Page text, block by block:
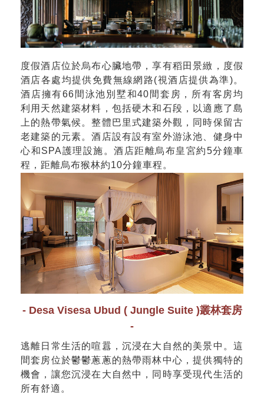
度假酒店位於烏布心臟地帶，享有稻田景緻，度假
酒店各處均提供免費無線網路(視酒店提供為準)。
酒店擁有66間泳池別墅和40間套房，所有客房均
利用天然建築材料，包括硬木和石段，以適應了島
上的熱帶氣候。整體巴里式建築外觀，同時保留古
老建築的元素。酒店設有設有室外游泳池、健身中
心和SPA護理設施。酒店距離烏布皇宮約5分鐘車
程，距離烏布猴林約10分鐘車程。
- Desa Visesa Ubud ( Jungle Suite )叢林套房
-
逃離日常生活的喧囂，沉浸在大自然的美景中。這
間套房位於鬱鬱蔥蔥的熱帶雨林中心，提供獨特的
機會，讓您沉浸在大自然中，同時享受現代生活的
所有舒適。